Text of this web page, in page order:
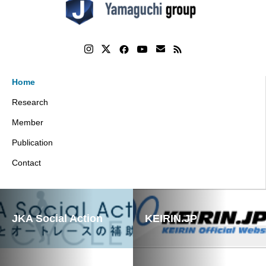
Home
Research
Member
Publication
Contact
JKA Social Action KEIRIN.JP